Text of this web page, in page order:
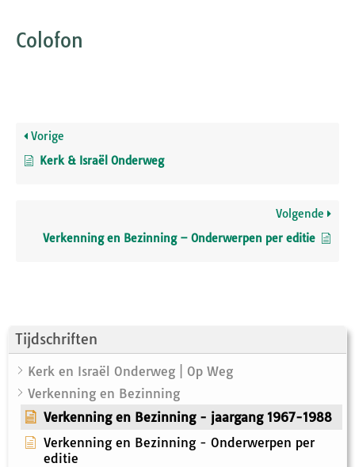
Tijdschriften
Kerk en Israël Onderweg | Op Weg
Verkenning en Bezinning
Verkenning en Bezinning - jaargang 1967-1988
Verkenning en Bezinning - Onderwerpen per
editie
Colofon
Vorige
Kerk & Israël Onderweg
Volgende
Verkenning en Bezinning – Onderwerpen per editie